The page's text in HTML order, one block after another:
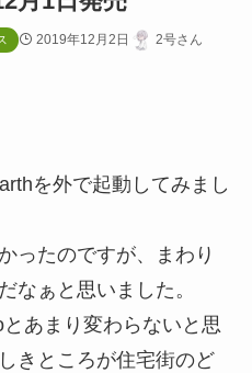
2019年12月2日 2号さん
を外で起動してみまし
ったのですが、まわり
なぁと思いました。
あまり変わらないと思
きところが住宅街のど